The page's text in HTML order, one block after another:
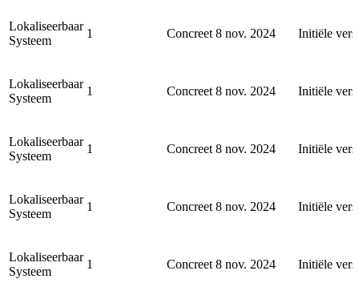
Lokaliseerbaar
Systeem
1 Concreet 8 nov. 2024 Initiële
Lokaliseerbaar
Systeem
1 Concreet 8 nov. 2024 Initiële
Lokaliseerbaar
Systeem
1 Concreet 8 nov. 2024 Initiële
Lokaliseerbaar
Systeem
1 Concreet 8 nov. 2024 Initiële
Lokaliseerbaar
Systeem
1 Concreet 8 nov. 2024 Initiële